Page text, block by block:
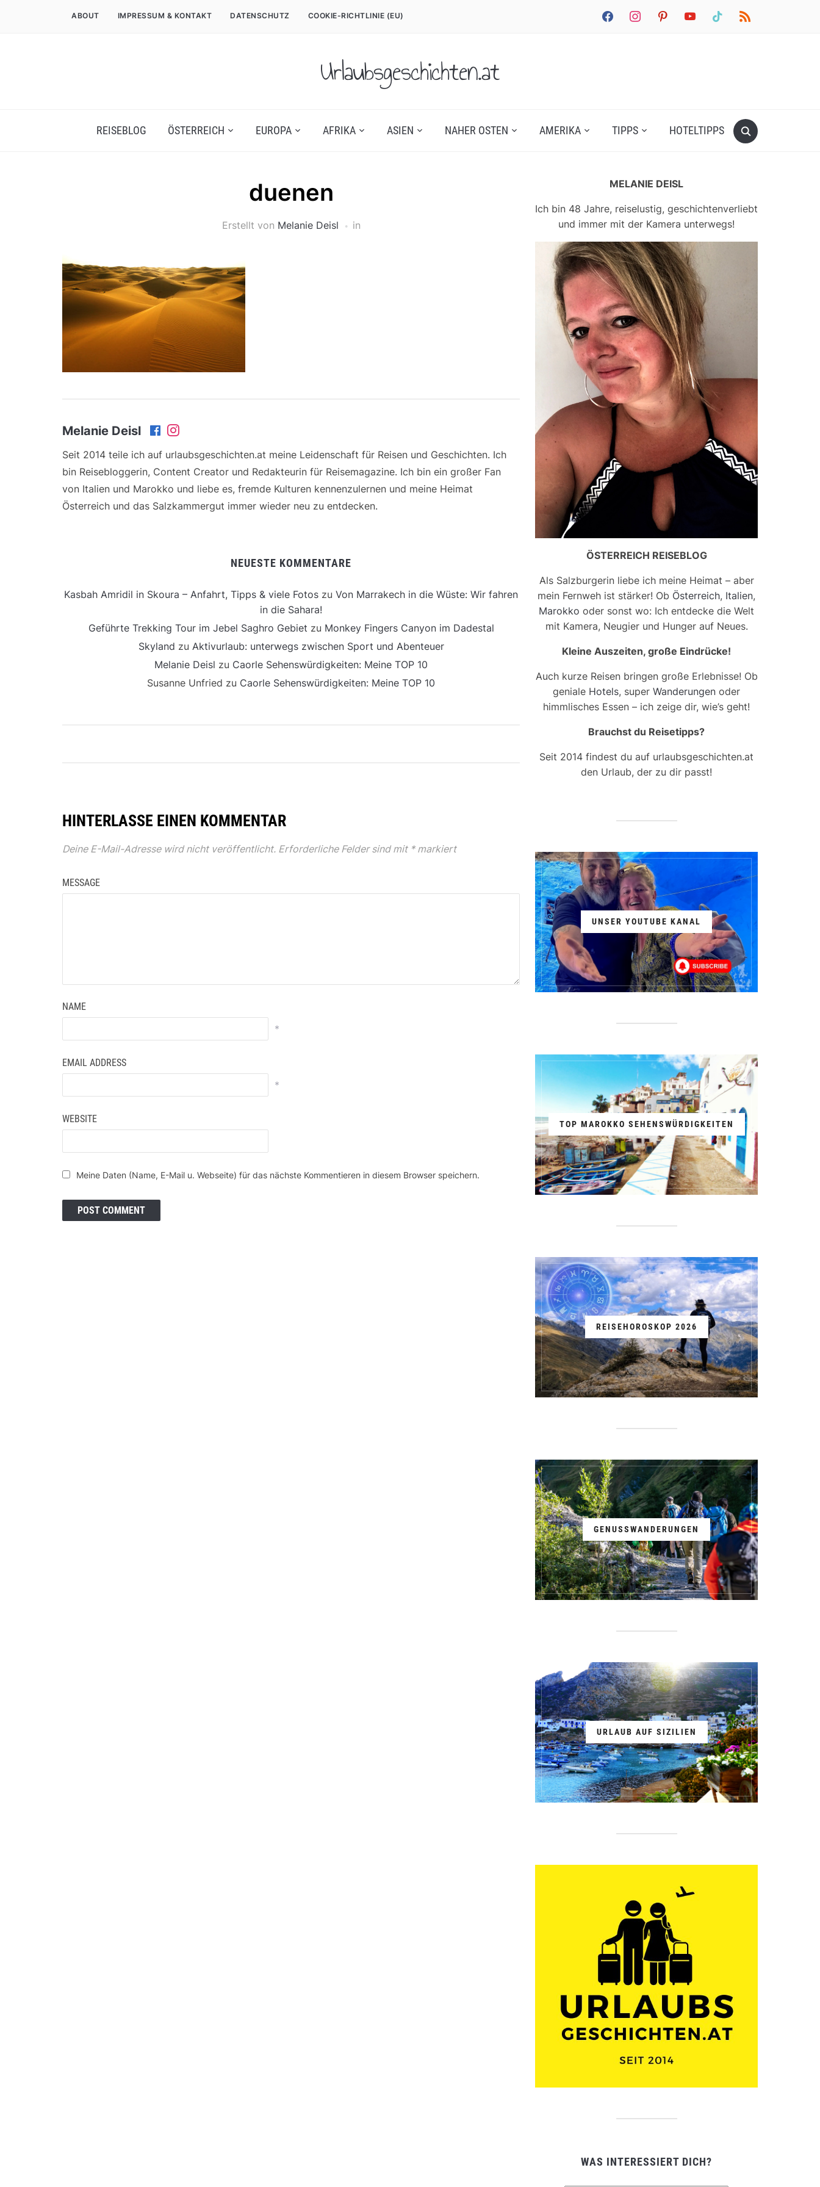
facebookinstagrampinterestyoutube tiktok rss
ABOUT IMPRESSUM & KONTAKT DATENSCHUTZ COOKIE-RICHTLINIE (EU)
Urlaubsgeschichten.at
REISEBLOG ÖSTERREICH EUROPA AFRIKA ASIEN NAHER OSTEN AMERIKA TIPPS HOTELTIPPS
duenen
Erstellt von Melanie Deisl in
Melanie Deisl
Seit 2014 teile ich auf urlaubsgeschichten.at meine Leidenschaft für Reisen und Geschichten. Ich
bin Reisebloggerin, Content Creator und Redakteurin für Reisemagazine. Ich bin ein großer Fan
von Italien und Marokko und liebe es, fremde Kulturen kennenzulernen und meine Heimat
Österreich und das Salzkammergut immer wieder neu zu entdecken.
NEUESTE KOMMENTARE
Kasbah Amridil in Skoura – Anfahrt, Tipps & viele Fotos zu Von Marrakech in die Wüste: Wir fahren
in die Sahara!
Geführte Trekking Tour im Jebel Saghro Gebiet zu Monkey Fingers Canyon im Dadestal
Skyland zu Aktivurlaub: unterwegs zwischen Sport und Abenteuer
Melanie Deisl zu Caorle Sehenswürdigkeiten: Meine TOP 10
Susanne Unfried zu Caorle Sehenswürdigkeiten: Meine TOP 10
HINTERLASSE EINEN KOMMENTAR
Deine E-Mail-Adresse wird nicht veröffentlicht. Erforderliche Felder sind mit *markiert
MESSAGE
NAME
*
EMAIL ADDRESS
*
WEBSITE
Meine Daten (Name, E-Mail u. Webseite) für das nächste Kommentieren in diesem Browser speichern.
MELANIE DEISL
Ich bin 48 Jahre, reiselustig, geschichtenverliebt
und immer mit der Kamera unterwegs!
ÖSTERREICH REISEBLOG
Als Salzburgerin liebe ich meine Heimat – aber
mein Fernweh ist stärker! Ob Österreich, Italien,
Marokko oder sonst wo: Ich entdecke die Welt
mit Kamera, Neugier und Hunger auf Neues.
Kleine Auszeiten, große Eindrücke!
Auch kurze Reisen bringen große Erlebnisse! Ob
geniale Hotels, super Wanderungen oder
himmlisches Essen – ich zeige dir, wie’s geht!
Brauchst du Reisetipps?
Seit 2014 findest du auf urlaubsgeschichten.at
den Urlaub, der zu dir passt!
UNSER YOUTUBE KANAL
TOP MAROKKO SEHENSWÜRDIGKEITEN
REISEHOROSKOP 2026
GENUSSWANDERUNGEN
URLAUB AUF SIZILIEN
WAS INTERESSIERT DICH?